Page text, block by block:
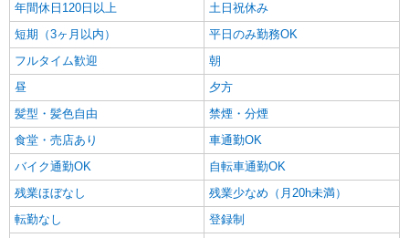
年間休日120日以上
土日祝休み
短期（3ヶ月以内）
平日のみ勤務OK
フルタイム歓迎
朝
昼
夕方
髪型・髪色自由
禁煙・分煙
食堂・売店あり
車通勤OK
バイク通勤OK
自転車通勤OK
残業ほぼなし
残業少なめ（月20h未満）
転勤なし
登録制